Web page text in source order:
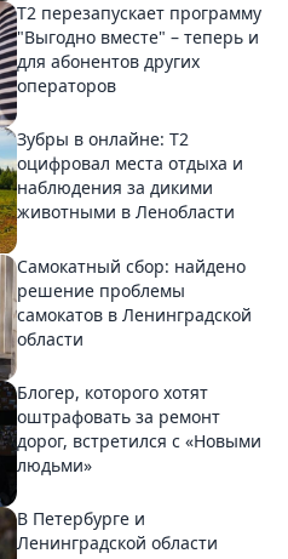
Т2 перезапускает программу
"Выгодно вместе" – теперь и
для абонентов других
операторов
Зубры в онлайне: Т2
оцифровал места отдыха и
наблюдения за дикими
животными в Ленобласти
Самокатный сбор: найдено
решение проблемы
самокатов в Ленинградской
области
Блогер, которого хотят
оштрафовать за ремонт
дорог, встретился с «Новыми
людьми»
В Петербурге и
Ленинградской области